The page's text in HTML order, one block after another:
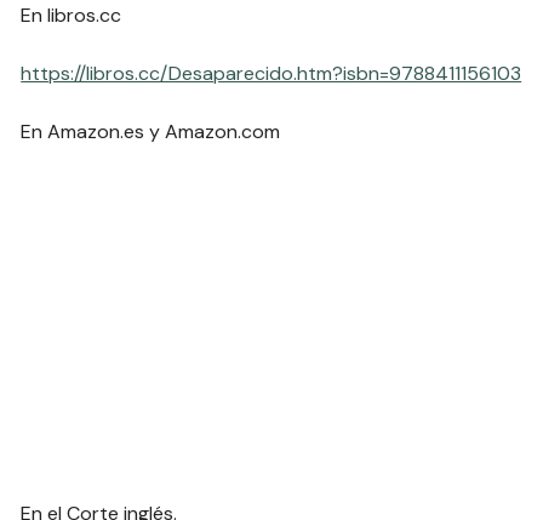
En libros.cc
https://libros.cc/Desaparecido.htm?isbn=9788411156103
En Amazon.es y Amazon.com
En el Corte inglés.